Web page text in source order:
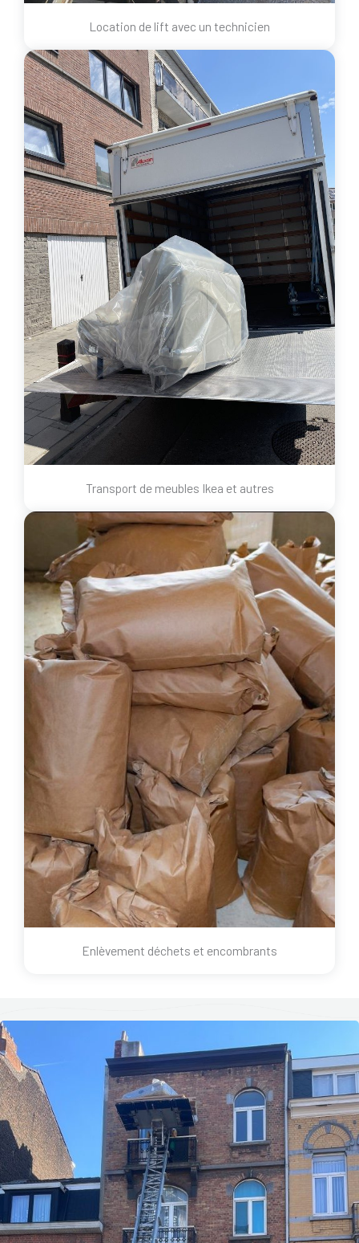
Location de lift avec un technicien
Transport de meubles Ikea et autres
Enlèvement déchets et encombrants